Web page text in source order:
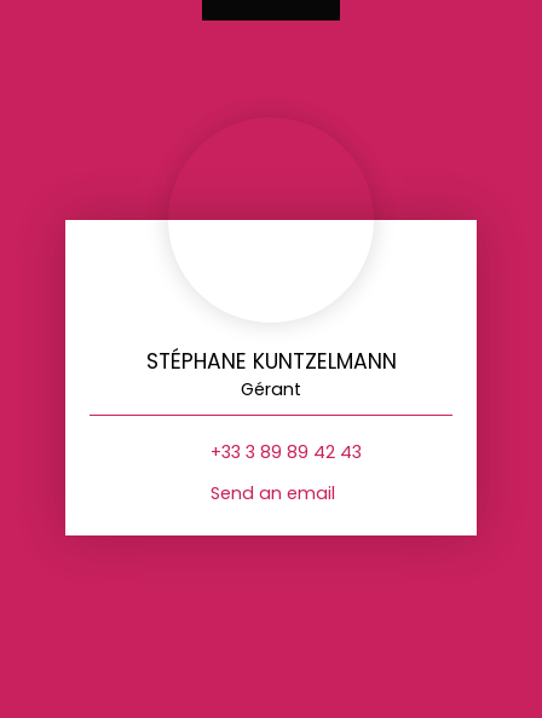
STÉPHANE KUNTZELMANN
Gérant
+33 3 89 89 42 43
Send an email